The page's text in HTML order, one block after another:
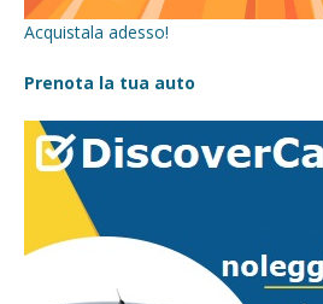
Acquistala adesso!
Prenota la tua auto